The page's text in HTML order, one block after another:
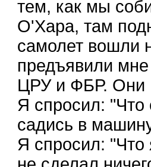
тем, как мы
О'Хара, там
самолет вошли
предъявили
ЦРУ и ФБР. Они
Я спросил: "Что
садись в
Я спросил: "Что